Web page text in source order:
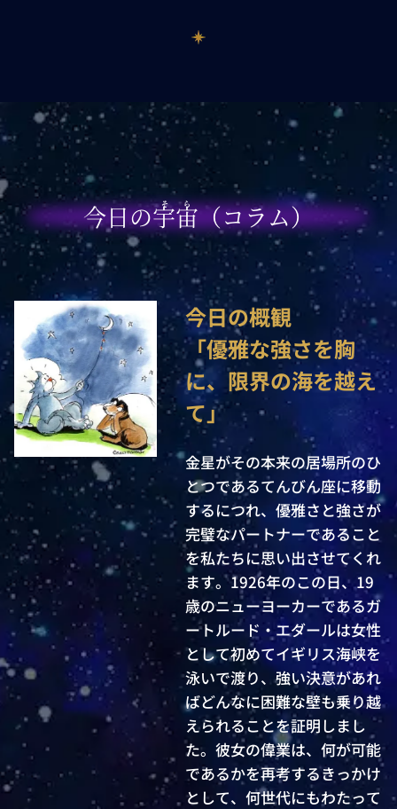
そら
今日の宇宙（コラム）
今日の概観
「優雅な強さを胸
に、限界の海を越え
て」
金星がその本来の居場所のひ
とつであるてんびん座に移動
するにつれ、優雅さと強さが
完璧なパートナーであること
を私たちに思い出させてくれ
ます。1926年のこの日、19
歳のニューヨーカーであるガ
ートルード・エダールは女性
として初めてイギリス海峡を
泳いで渡り、強い決意があれ
ばどんなに困難な壁も乗り越
えられることを証明しまし
た。彼女の偉業は、何が可能
であるかを再考するきっかけ
として、何世代にもわたって